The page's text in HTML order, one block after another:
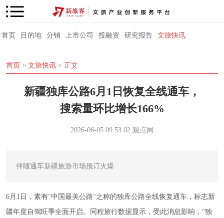
首页 目的地 分销 上市公司 投融资 研究报告 文旅快讯
首页 > 文旅快讯 > 正文
新疆独库公路6月1日恢复全线通车，
搜索量环比增长166%
2026-06-05 09:53:02 观点网
伴随通车新疆旅游市场预订火爆
6月1日，素有"中国最美公路"之称的独库公路全线恢复通车，标志新
疆年度自驾旺季全面开启。同程旅行数据显示，受此消息影响，"独